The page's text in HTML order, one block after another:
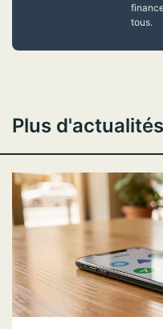
tous.
Plus d'actualités